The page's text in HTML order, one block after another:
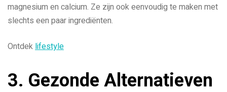
magnesium en calcium. Ze zijn ook eenvoudig te maken met
slechts een paar ingrediënten.
Ontdek lifestyle
3. Gezonde Alternatieven